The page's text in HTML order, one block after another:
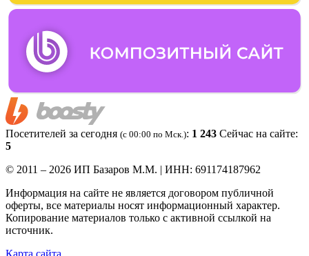
Посетителей за сегодня (c 00:00 по Мск.): 1 243 Сейчас на сайте:
5
© 2011 – 2026 ИП Базаров М.М. | ИНН: 691174187962
Информация на сайте не является договором публичной
оферты, все материалы носят информационный характер.
Копирование материалов только с активной ссылкой на
источник.
Карта сайта